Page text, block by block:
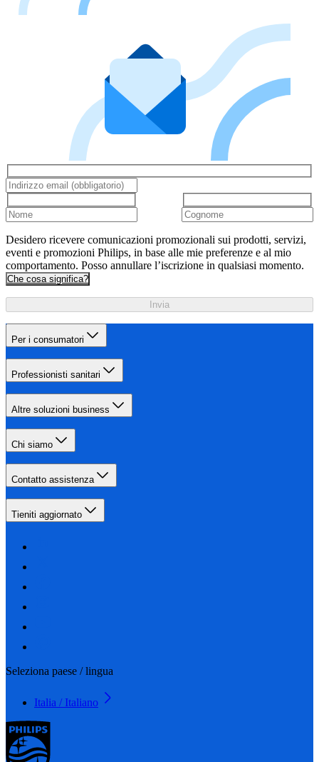
Desidero ricevere comunicazioni promozionali sui prodotti, servizi,
eventi e promozioni Philips, in base alle mie preferenze e al mio
comportamento. Posso annullare l’iscrizione in qualsiasi momento.
Che cosa significa?
Invia
Per i consumatori
Professionisti sanitari
Altre soluzioni business
Chi siamo
Contatto assistenza
Tieniti aggiornato
Seleziona paese / lingua
Italia / Italiano